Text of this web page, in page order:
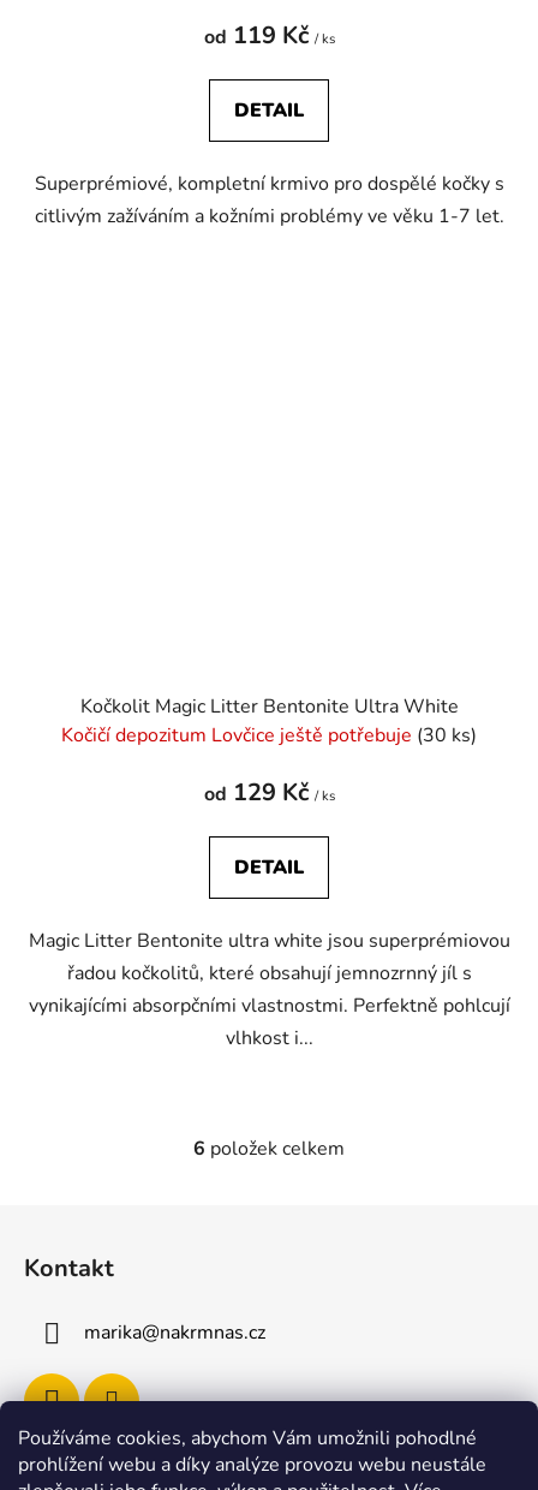
Používáme cookies, abychom Vám umožnili pohodlné
prohlížení webu a díky analýze provozu webu neustále
od 119 Kč / ks
DETAIL
Superprémiové, kompletní krmivo pro dospělé kočky s
citlivým zažíváním a kožními problémy ve věku 1-7 let.
Kočkolit Magic Litter Bentonite Ultra White
Kočičí depozitum Lovčice ještě potřebuje (30 ks)
od 129 Kč / ks
DETAIL
Magic Litter Bentonite ultra white jsou superprémiovou
řadou kočkolitů, které obsahují jemnozrnný jíl s
vynikajícími absorpčními vlastnostmi. Perfektně pohlcují
vlhkost i...
O
r
v
k
y
6 položek celkem
Kontakt
marika@nakrmnas.cz